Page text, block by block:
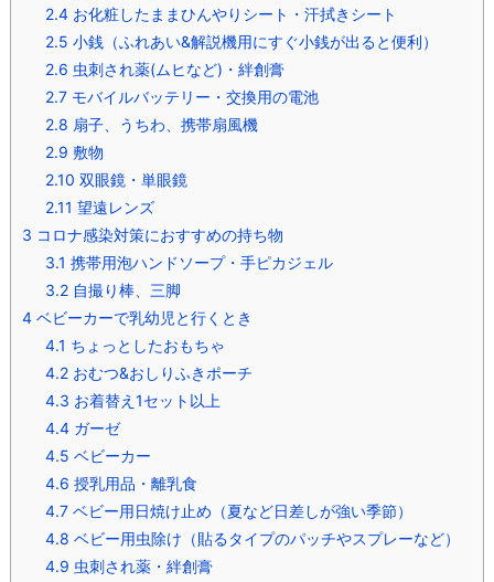
2.4 お化粧したままひんやりシート・汗拭きシート
2.5 小銭（ふれあい&解説機用にすぐ小銭が出ると便利）
2.6 虫刺され薬(ムヒなど)・絆創膏
2.7 モバイルバッテリー・交換用の電池
2.8 扇子、うちわ、携帯扇風機
2.9 敷物
2.10 双眼鏡・単眼鏡
2.11 望遠レンズ
3 コロナ感染対策におすすめの持ち物
3.1 携帯用泡ハンドソープ・手ピカジェル
3.2 自撮り棒、三脚
4 ベビーカーで乳幼児と行くとき
4.1 ちょっとしたおもちゃ
4.2 おむつ&おしりふきポーチ
4.3 お着替え1セット以上
4.4 ガーゼ
4.5 ベビーカー
4.6 授乳用品・離乳食
4.7 ベビー用日焼け止め（夏など日差しが強い季節）
4.8 ベビー用虫除け（貼るタイプのパッチやスプレーなど）
4.9 虫刺され薬・絆創膏